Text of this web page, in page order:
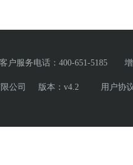
服务电话：400-651-5185
有限公司 版本：v4.2 用户协